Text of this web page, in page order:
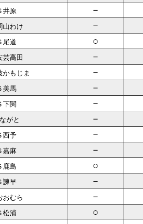
井原 －
山わけ －
尾道 ○
芸高田 －
かもじま －
美馬 －
下関 －
がと －
西予 －
嘉麻 －
鹿島 ○
諫早 －
おむら －
松浦 ○